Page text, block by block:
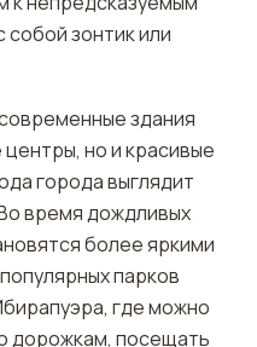
собой зонтик или
здания
но и красивые
города выглядит
время дождливых
более яркими
парков
где можно
дорожкам, посещать